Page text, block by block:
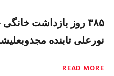
۳۸۵ روز بازداشت
نورعلی تابنده
READ MORE